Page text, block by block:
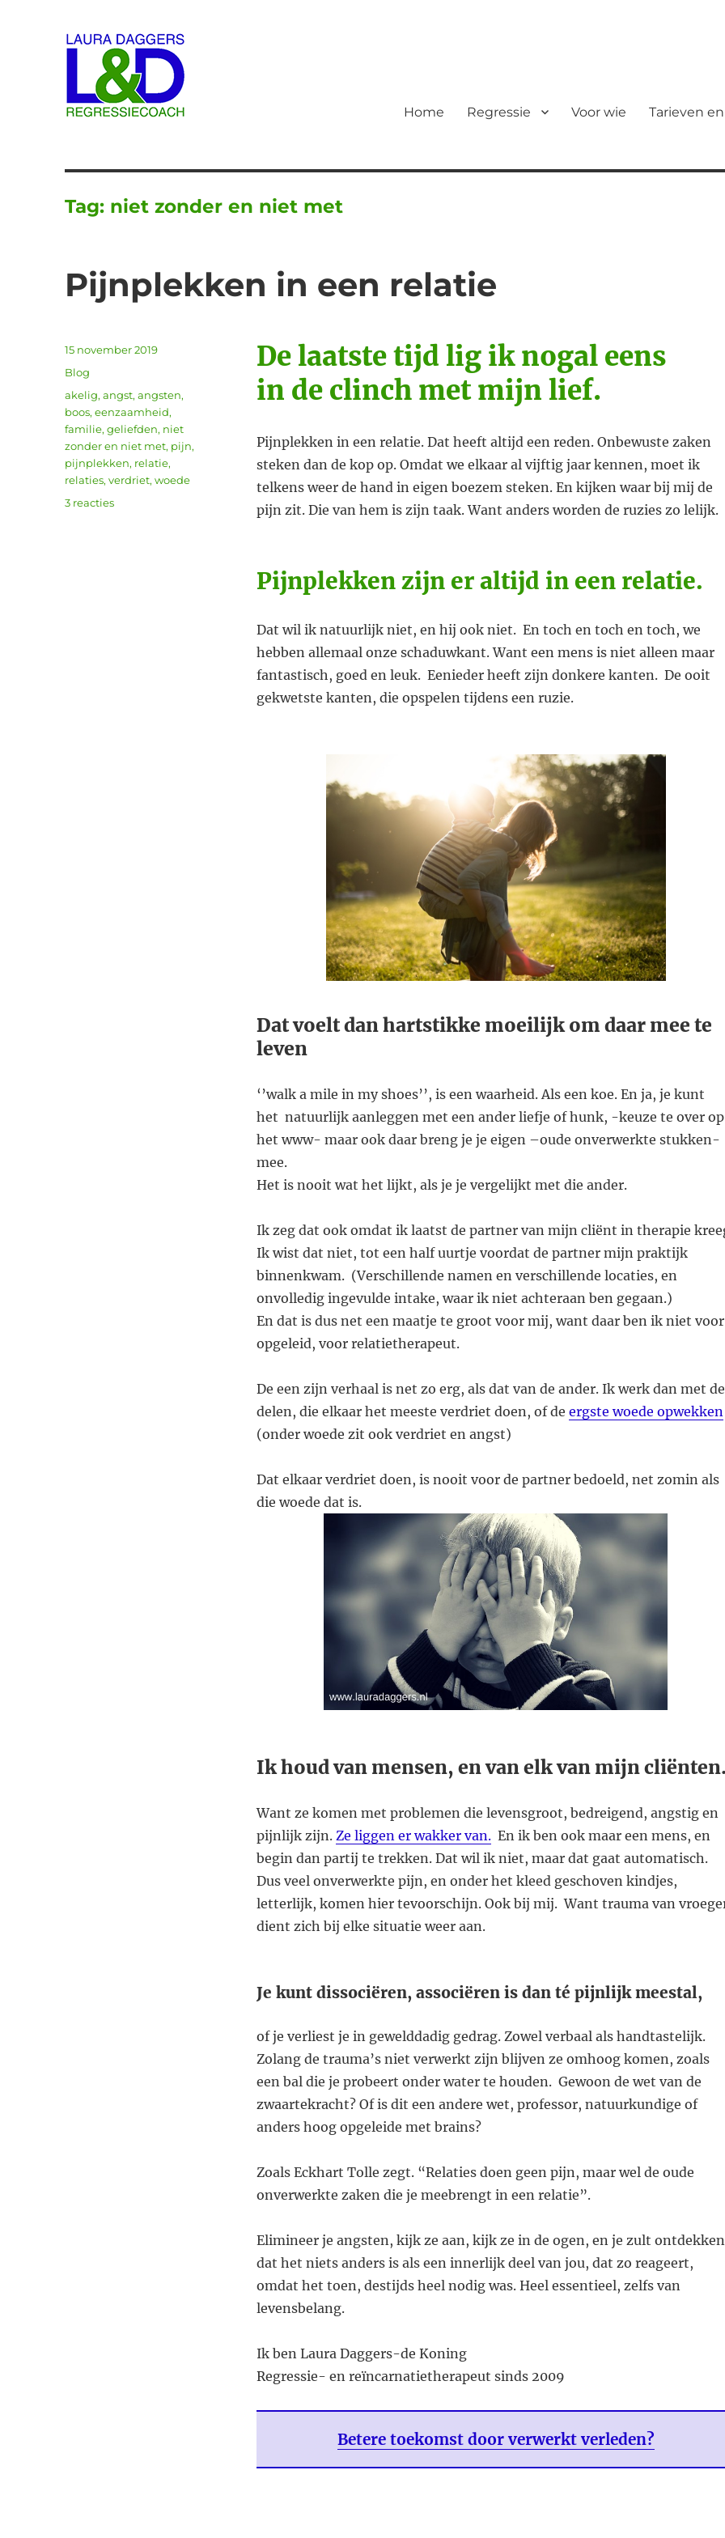
Home Regressie Voor wie Tarieven
Tag: niet zonder en niet met
Pijnplekken in een relatie
De laatste tijd lig ik nogal eens
in de clinch met mijn lief.
Pijnplekken in een relatie. Dat heeft altijd een reden. Onbewuste zaken
steken dan de kop op. Omdat we elkaar al vijftig jaar kennen, moet ik
telkens weer de hand in eigen boezem steken. En kijken waar bij mij de
pijn zit. Die van hem is zijn taak. Want anders worden de ruzies zo lelijk.
Pijnplekken zijn er altijd in een relatie.
Dat wil ik natuurlijk niet, en hij ook niet. En toch en toch en toch, we
hebben allemaal onze schaduwkant. Want een mens is niet alleen maar
fantastisch, goed en leuk. Eenieder heeft zijn donkere kanten. De ooit
gekwetste kanten, die opspelen tijdens een ruzie.
Dat voelt dan hartstikke moeilijk om daar mee te
leven
‘’walk a mile in my shoes’’, is een waarheid. Als een koe. En ja, je kunt
het natuurlijk aanleggen met een ander liefje of hunk, -keuze te over op
het www- maar ook daar breng je je eigen –oude onverwerkte stukken-
mee.
Het is nooit wat het lijkt, als je je vergelijkt met die ander.
Ik zeg dat ook omdat ik laatst de partner van mijn cliënt in therapie
Ik wist dat niet, tot een half uurtje voordat de partner mijn praktijk
binnenkwam. (Verschillende namen en verschillende locaties, en
onvolledig ingevulde intake, waar ik niet achteraan ben gegaan.)
En dat is dus net een maatje te groot voor mij, want daar ben ik niet voor
opgeleid, voor relatietherapeut.
De een zijn verhaal is net zo erg, als dat van de ander. Ik werk dan met de
delen, die elkaar het meeste verdriet doen, of de ergste woede opwekken
(onder woede zit ook verdriet en angst)
Dat elkaar verdriet doen, is nooit voor de partner bedoeld, net zomin als
die woede dat is.
Ik houd van mensen, en van elk van mijn cliënten.
Want ze komen met problemen die levensgroot, bedreigend, angstig en
pijnlijk zijn. Ze liggen er wakker van.En ik ben ook maar een mens, en
begin dan partij te trekken. Dat wil ik niet, maar dat gaat automatisch.
Dus veel onverwerkte pijn, en onder het kleed geschoven kindjes,
letterlijk, komen hier tevoorschijn. Ook bij mij. Want trauma van
dient zich bij elke situatie weer aan.
Je kunt dissociëren, associëren is dan té pijnlijk meestal,
of je verliest je in gewelddadig gedrag. Zowel verbaal als handtastelijk.
Zolang de trauma’s niet verwerkt zijn blijven ze omhoog komen, zoals
een bal die je probeert onder water te houden. Gewoon de wet van de
zwaartekracht? Of is dit een andere wet, professor, natuurkundige of
anders hoog opgeleide met brains?
Zoals Eckhart Tolle zegt. “Relaties doen geen pijn, maar wel de oude
onverwerkte zaken die je meebrengt in een relatie”.
Elimineer je angsten, kijk ze aan, kijk ze in de ogen, en je zult
dat het niets anders is als een innerlijk deel van jou, dat zo reageert,
omdat het toen, destijds heel nodig was. Heel essentieel, zelfs van
levensbelang.
Ik ben Laura Daggers-de Koning
Regressie- en reïncarnatietherapeut sinds 2009
Betere toekomst door verwerkt verleden?
Geplaatst
op
15 november 2019
Categorieën
Blog
Tags
akelig,angst,angsten,
boos,eenzaamheid,
familie,geliefden, niet
zonder en niet met, pijn,
pijnplekken, relatie,
relaties,verdriet,woede
3 reactiesop